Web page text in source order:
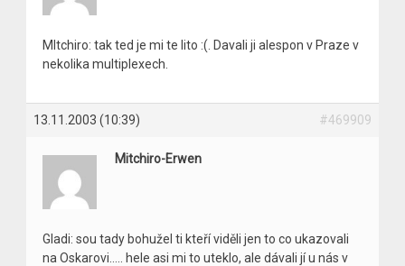
Mltchiro: tak ted je mi te lito :(. Davali ji alespon v Praze v
nekolika multiplexech.
13.11.2003 (10:39) #469909
Mitchiro-Erwen
Gladi: sou tady bohužel ti kteří viděli jen to co ukazovali
na Oskarovi….. hele asi mi to uteklo, ale dávali jí u nás v